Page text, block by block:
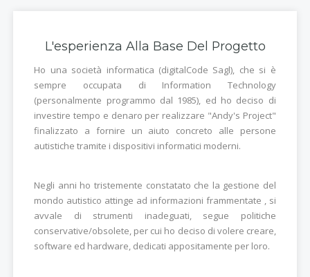
L'esperienza Alla Base Del Progetto
Ho una società informatica (digitalCode Sagl), che si è
sempre occupata di Information Technology
(personalmente programmo dal 1985), ed ho deciso di
investire tempo e denaro per realizzare "Andy's Project"
finalizzato a fornire un aiuto concreto alle persone
autistiche tramite i dispositivi informatici moderni.
Negli anni ho tristemente constatato che la gestione del
mondo autistico attinge ad informazioni frammentate , si
avvale di strumenti inadeguati, segue politiche
conservative/obsolete, per cui ho deciso di volere creare,
software ed hardware, dedicati appositamente per loro.